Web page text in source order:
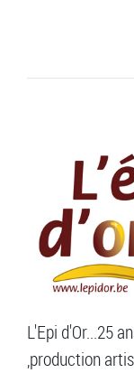
L'Epi d'Or...25
,production